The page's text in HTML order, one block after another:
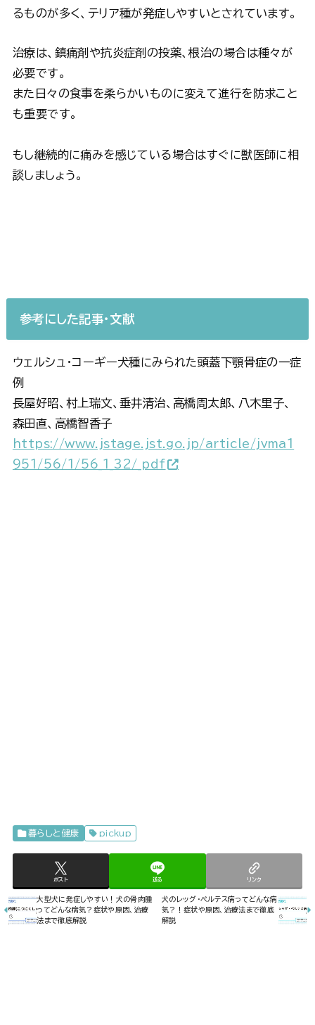
るものが多く、テリア種が発症しやすいとされています。
治療は、鎮痛剤や抗炎症剤の投薬、根治の場合は種々が
必要です。
また日々の食事を柔らかいものに変えて進行を防求こと
も重要です。
もし継続的に痛みを感じている場合はすぐに獣医師に相
談しましょう。
参考にした記事・文献
ウェルシュ・コーギー犬種にみられた頭蓋下顎骨症の一症
例
長屋好昭、村上瑞文、垂井清治、高橋周太郎、八木里子、
森田直、高橋智香子
https://www.jstage.jst.go.jp/article/jvma1
951/56/1/56_1_32/_pdf
暮らしと健康 pickup
ポスト 送る リンク
大型犬に発症しやすい！犬の骨肉腫
ってどんな病気？症状や原因、治療
法まで徹底解説
犬のレッグ・ペルテス病ってどんな病
気？！症状や原因、治療法まで徹底
解説